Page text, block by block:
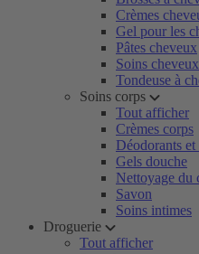
Crèmes
Gel pour les
Pâtes cheveux
Soins cheveux
Tondeuse à
Soins corps
Tout afficher
Crèmes corps
Déodorants
Gels douche
Nettoyage du
Savon
Soins intimes
Droguerie
Tout afficher